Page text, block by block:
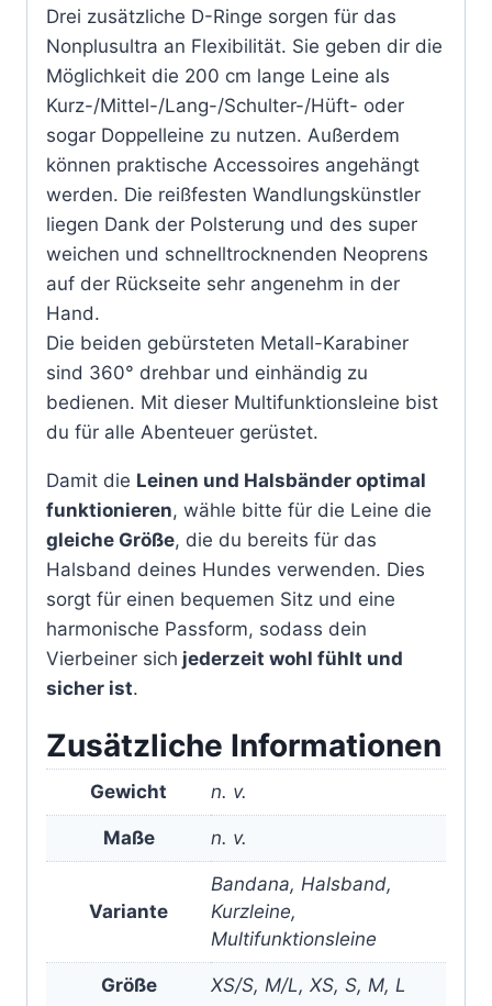
Drei zusätzliche D-Ringe sorgen für das
Nonplusultra an Flexibilität. Sie geben dir die
Möglichkeit die 200 cm lange Leine als
Kurz-/Mittel-/Lang-/Schulter-/Hüft- oder
sogar Doppelleine zu nutzen. Außerdem
können praktische Accessoires angehängt
werden. Die reißfesten Wandlungskünstler
liegen Dank der Polsterung und des super
weichen und schnelltrocknenden Neoprens
auf der Rückseite sehr angenehm in der
Hand.
Die beiden gebürsteten Metall-Karabiner
sind 360° drehbar und einhändig zu
bedienen. Mit dieser Multifunktionsleine bist
du für alle Abenteuer gerüstet.
Damit die Leinen und Halsbänder optimal
funktionieren, wähle bitte für die Leine die
gleiche Größe, die du bereits für das
Halsband deines Hundes verwenden. Dies
sorgt für einen bequemen Sitz und eine
harmonische Passform, sodass dein
Vierbeiner sich jederzeit wohl fühlt und
sicher ist.
Zusätzliche Informationen
Gewicht n. v.
Maße n. v.
Variante
Bandana, Halsband,
Kurzleine,
Multifunktionsleine
Größe XS/S, M/L, XS, S, M, L